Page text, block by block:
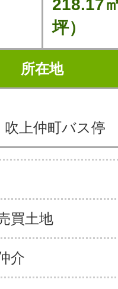
218.17
坪）
所在地
上仲町バス停
買土地
介